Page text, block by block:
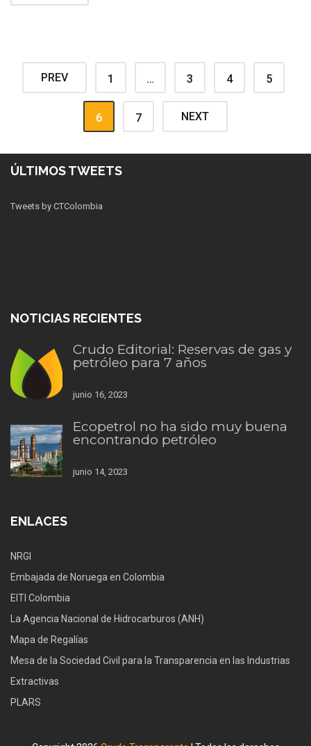
PREV 1 … 3 4 5
6 7 NEXT
ÚLTIMOS TWEETS
Tweets by CTColombia
NOTICIAS RECIENTES
Crudo Editorial: Reservas de gas y
petróleo para 7 años
junio 16, 2023
Ecopetrol no ha sido muy buena
encontrando petróleo
junio 14, 2023
ENLACES
NRGI
Embajada de Noruega en Colombia
EITI Colombia
La Agencia Nacional de Hidrocarburos (ANH)
Mapa de Regalías
Mesa de la Sociedad Civil para la Transparencia en las Industrias
Extractivas
PLARS